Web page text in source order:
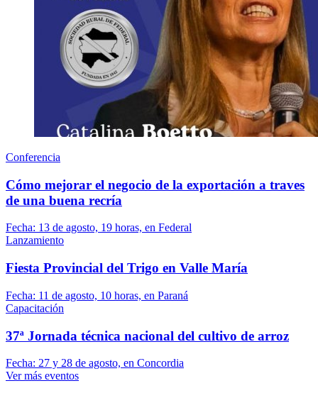
Conferencia
Cómo mejorar el negocio de la exportación a traves
de una buena recría
Fecha: 13 de agosto, 19 horas, en Federal
Lanzamiento
Fiesta Provincial del Trigo en Valle María
Fecha: 11 de agosto, 10 horas, en Paraná
Capacitación
37ª Jornada técnica nacional del cultivo de arroz
Fecha: 27 y 28 de agosto, en Concordia
Ver más eventos